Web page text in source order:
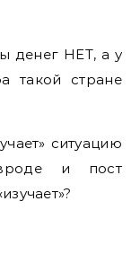
денег НЕТ, а у
такой стране
ситуацию
и пост